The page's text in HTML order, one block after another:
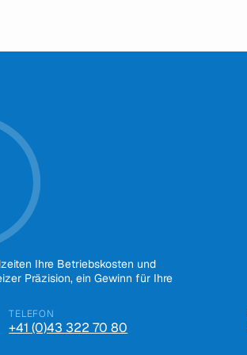
Ihre Betriebskosten und
Präzision, ein Gewinn für Ihre
TELEFON
+41 (0)43 322 70 80